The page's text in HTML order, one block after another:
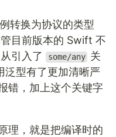
转换为协议的类型
目前版本的 Swift 不
引入了 some/any 关
型有了更加清晰严
错，加上这个关键字
理，就是把编译时的